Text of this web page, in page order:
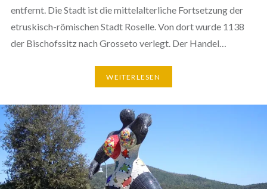
entfernt. Die Stadt ist die mittelalterliche Fortsetzung der
etruskisch-römischen Stadt Roselle. Von dort wurde 1138
der Bischofssitz nach Grosseto verlegt. Der Handel…
WEITERLESEN